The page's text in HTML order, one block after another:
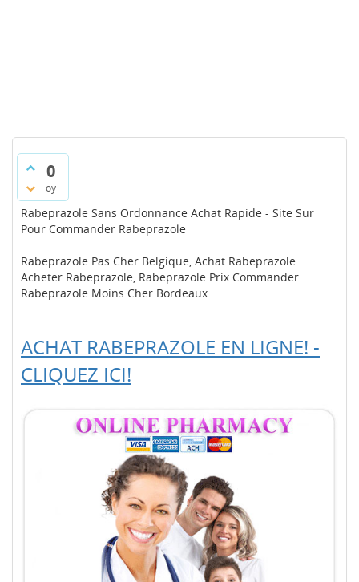
0
oy
Rabeprazole Sans Ordonnance Achat Rapide - Site Sur
Pour Commander Rabeprazole
Rabeprazole Pas Cher Belgique, Achat Rabeprazole
Acheter Rabeprazole, Rabeprazole Prix Commander
Rabeprazole Moins Cher Bordeaux
ACHAT RABEPRAZOLE EN LIGNE! -
CLIQUEZ ICI!